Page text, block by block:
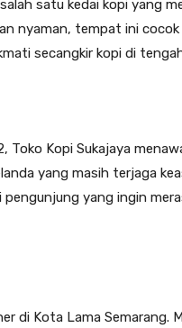
satu kedai kopi yang
nyaman, tempat ini cocok
secangkir kopi di
Toko Kopi Sukajaya
yang masih terjaga
yang ingin
di Kota Lama Semarang.